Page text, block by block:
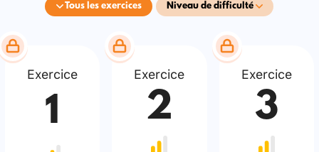
Tous les exercices Niveau de difficulté
Exercice
1
Exercice
2
Exercice
3